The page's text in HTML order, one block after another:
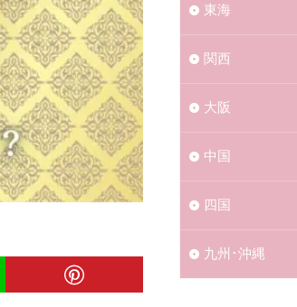
東海
関西
大阪
中国
四国
九州･沖縄